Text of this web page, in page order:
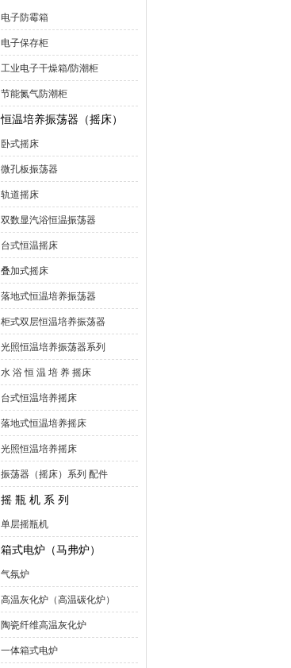
电子防霉箱
电子保存柜
工业电子干燥箱/防潮柜
节能氮气防潮柜
恒温培养振荡器（摇床）
卧式摇床
微孔板振荡器
轨道摇床
双数显汽浴恒温振荡器
台式恒温摇床
叠加式摇床
落地式恒温培养振荡器
柜式双层恒温培养振荡器
光照恒温培养振荡器系列
水 浴 恒 温 培 养 摇床
台式恒温培养摇床
落地式恒温培养摇床
光照恒温培养摇床
振荡器（摇床）系列 配件
摇 瓶 机 系 列
单层摇瓶机
箱式电炉（马弗炉）
气氛炉
高温灰化炉（高温碳化炉）
陶瓷纤维高温灰化炉
一体箱式电炉